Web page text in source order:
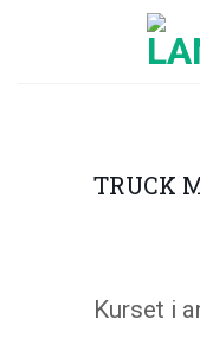
TRUCK
Kurset i